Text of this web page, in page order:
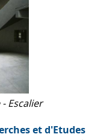
Escalier
et d'Etudes